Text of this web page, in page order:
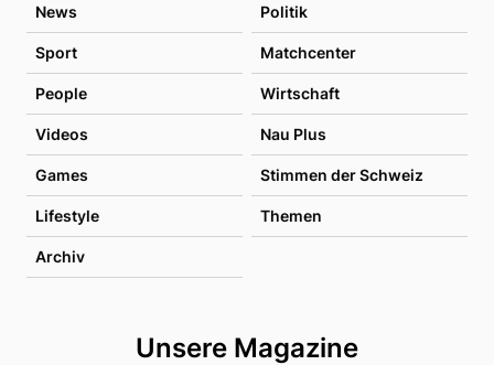
News Politik
Sport Matchcenter
People Wirtschaft
Videos Nau Plus
Games Stimmen der Schweiz
Lifestyle Themen
Archiv
Unsere Magazine